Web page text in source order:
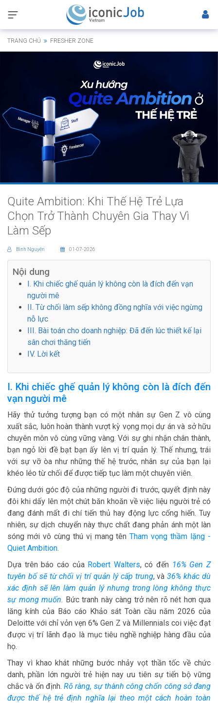
TRANG CHỦ FRESHER ZONE
Quite Ambition: Khi Thế Hệ Trẻ Lựa
Chọn Trở Thành Chuyên Gia Thay Vì
Làm Sếp
Bình Nguyên 01-07-2026
Nội dung
I. Khi chiếc ghế quản lý không còn là đích đến vạn
người mê
II. Từ chối làm sếp không đồng nghĩa với việc ngừng
nỗ lực
III. Bài toán cho doanh nghiệp: Đã đến lúc thiết kế lại
sân chơi thăng tiến
IV. Lời kết
I. Khi chiếc ghế quản lý không còn là đích đến
vạn người mê
Hãy thử tưởng tượng bạn có một nhân sự Gen Z vô cùng
xuất sắc, luôn hoàn thành vượt kỳ vọng mọi dự án và sở hữu
chuyên môn vô cùng vững vàng. Với sự ghi nhận chân thành,
bạn ngỏ lời đề bạt bạn ấy lên vị trí quản lý. Thế nhưng, trái
với sự vỡ òa như những thế hệ trước, nhân sự của bạn lại
khéo léo từ chối để được tiếp tục làm một chuyên viên.
Đứng dưới góc độ của những người đi trước, quyết định này
đôi khi dấy lên một chút băn khoăn về việc liệu người trẻ có
đang đánh mất đi chí tiến thủ hay động lực cống hiến. Tuy
nhiên, sự dịch chuyển này thực chất đang phản ánh một làn
sóng mới vô cùng thú vị mang tênTham vọng thầm lặng -
Quiet Ambition.
Dựa trên báo cáo của Robert Walters, có đến 16% Gen Z
tuyên bố sẽ từ chối vị trí quản lý cấp trung, và36% khác dù
xác định sẽ lên làm quản lý nhưng trong lòng không thực
sự mong muốn. Bức tranh này càng trở nên rõ nét hơn qua
lăng kính của Báo cáo Khảo sát Toàn cầu năm 2026 của
Deloitte với chỉ vỏn vẹn 6% Gen Z và Millennials coi việc đạt
được vị trí lãnh đạo là mục tiêu nghề nghiệp hàng đầu của
họ.
Thay vì khao khát những bước nhảy vọt thần tốc về chức
danh, phần lớn người trẻ hiện nay ưu tiên sự tiến bộ vững
chắc và ổn định. Rõ ràng, sự thành công chốn công sở đang
được thế hệ trẻ định nghĩa lại theo một cách hoàn toàn